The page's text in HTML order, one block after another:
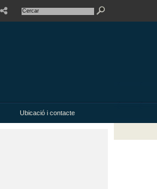
Ubicació i contacte